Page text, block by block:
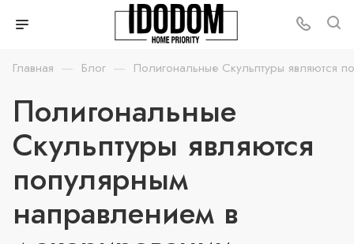
Главная — Блог — Полигональные Скульптуры являются
Полигональные
Скульптуры являются
популярным
направлением в